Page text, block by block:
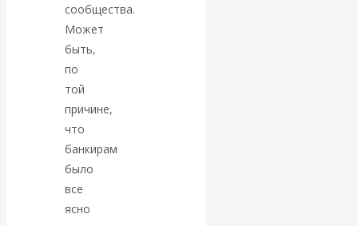
«Об этом
молчат»:
экономист
Валентин
Катасонов
считает, что
сообщества.
Может
быть,
по
той
причине,
что
банкирам
было
все
ясно